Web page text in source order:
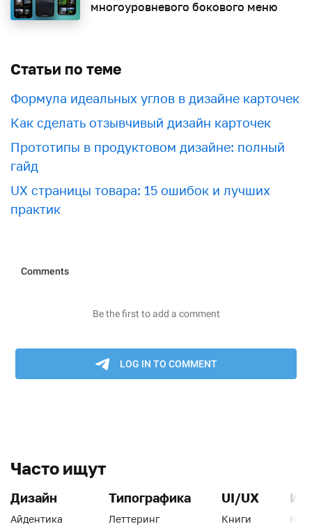
многоуровневого бокового меню
Статьи по теме
Формула идеальных углов в дизайне карточек
Как сделать отзывчивый дизайн карточек
Прототипы в продуктовом дизайне: полный
гайд
UX страницы товара: 15 ошибок и лучших
практик
Часто ищут
Дизайн
Айдентика
Типографика
Леттеринг
UI/UX
Книги